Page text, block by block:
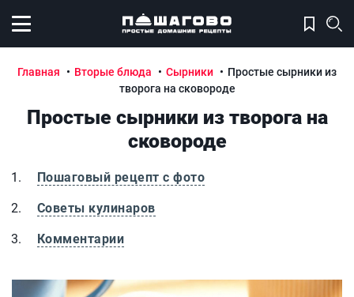
Открыть меню
Главная Вторые блюда Сырники
Простые сырники из
творога на сковороде
Простые сырники из творога на
сковороде
Пошаговый рецепт с фото
Советы кулинаров
Комментарии
Простые сырники из творога на сковороде